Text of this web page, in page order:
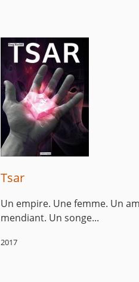
Tsar
Un empire. Une femme. Un
mendiant. Un songe...
2017